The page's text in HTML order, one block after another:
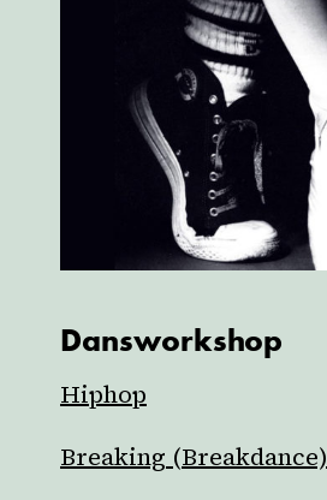
Dansworkshop
Hiphop
Breaking (Breakdance)